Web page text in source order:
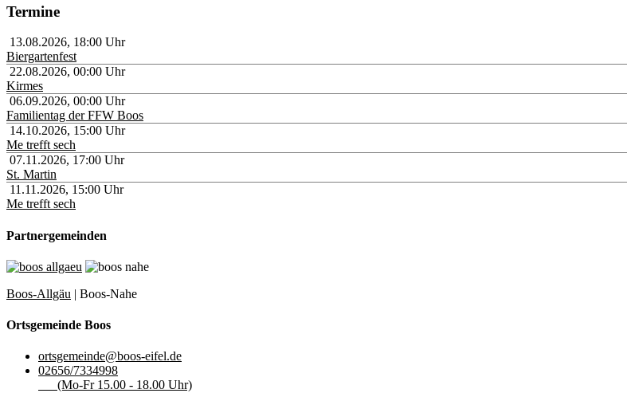
Termine
13.08.2026, 18:00 Uhr
Biergartenfest
22.08.2026, 00:00 Uhr
Kirmes
06.09.2026, 00:00 Uhr
Familientag der FFW Boos
14.10.2026, 15:00 Uhr
Me trefft sech
07.11.2026, 17:00 Uhr
St. Martin
11.11.2026, 15:00 Uhr
Me trefft sech
Partnergemeinden
Boos-Allgäu | Boos-Nahe
Ortsgemeinde Boos
ortsgemeinde@boos-eifel.de
02656/7334998
(Mo-Fr 15.00 - 18.00 Uhr)